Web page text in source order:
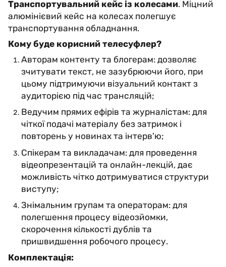
Транспортувальний кейс із колесами. Міцний
алюмінієвий кейс на колесах полегшує
транспортування обладнання.
Кому буде корисний телесуфлер?
Авторам контенту та блогерам: дозволяє
зчитувати текст, не зазубрюючи його, при
цьому підтримуючи візуальний контакт з
аудиторією під час трансляцій;
Ведучим прямих ефірів та журналістам: для
чіткої подачі матеріалу без затримок і
повторень у новинах та інтерв'ю;
Спікерам та викладачам: для проведення
відеопрезентацій та онлайн-лекцій, дає
можливість чітко дотримуватися структури
виступу;
Знімальним групам та операторам: для
полегшення процесу відеозйомки,
скорочення кількості дублів та
пришвидшення робочого процесу.
Комплектація: